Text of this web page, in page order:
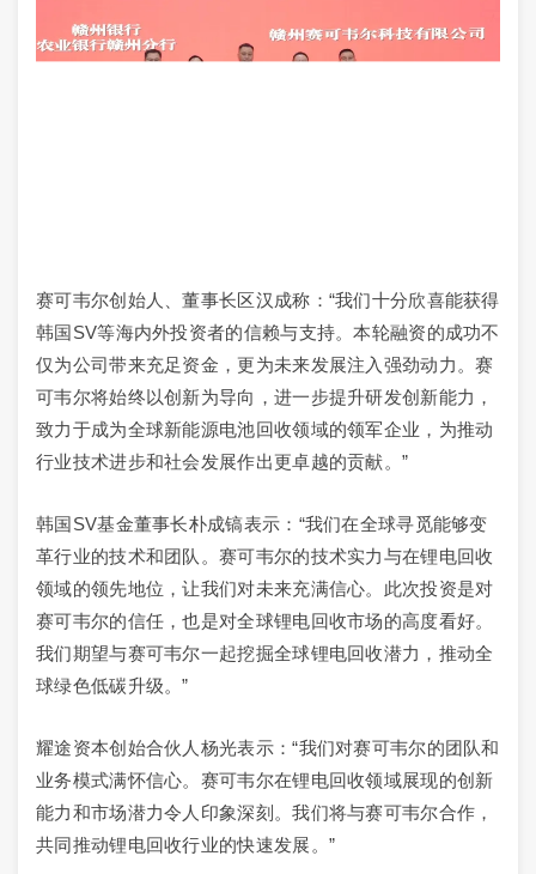
赛可韦尔创始人、董事长区汉成称：“我们十分欣喜能获得
韩国SV等海内外投资者的信赖与支持。本轮融资的成功不
仅为公司带来充足资金，更为未来发展注入强劲动力。赛
可韦尔将始终以创新为导向，进一步提升研发创新能力，
致力于成为全球新能源电池回收领域的领军企业，为推动
行业技术进步和社会发展作出更卓越的贡献。”
韩国SV基金董事长朴成镐表示：“我们在全球寻觅能够变
革行业的技术和团队。赛可韦尔的技术实力与在锂电回收
领域的领先地位，让我们对未来充满信心。此次投资是对
赛可韦尔的信任，也是对全球锂电回收市场的高度看好。
我们期望与赛可韦尔一起挖掘全球锂电回收潜力，推动全
球绿色低碳升级。”
耀途资本创始合伙人杨光表示：“我们对赛可韦尔的团队和
业务模式满怀信心。赛可韦尔在锂电回收领域展现的创新
能力和市场潜力令人印象深刻。我们将与赛可韦尔合作，
共同推动锂电回收行业的快速发展。”